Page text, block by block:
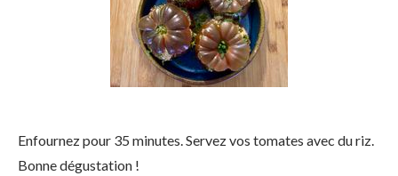
Enfournez pour 35 minutes. Servez vos tomates avec du riz.
Bonne dégustation !